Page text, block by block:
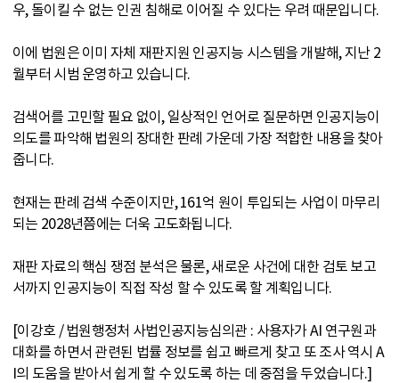
우, 돌이킬 수 없는 인권 침해로 이어질 수 있다는 우려 때문입니다.
이에 법원은 이미 자체 재판지원 인공지능 시스템을 개발해, 지난 2
월부터 시범 운영하고 있습니다.
검색어를 고민할 필요 없이, 일상적인 언어로 질문하면 인공지능이
의도를 파악해 법원의 장대한 판례 가운데 가장 적합한 내용을 찾아
줍니다.
현재는 판례 검색 수준이지만, 161억 원이 투입되는 사업이 마무리
되는 2028년쯤에는 더욱 고도화됩니다.
재판 자료의 핵심 쟁점 분석은 물론, 새로운 사건에 대한 검토 보고
서까지 인공지능이 직접 작성 할 수 있도록 할 계획입니다.
[이강호 / 법원행정처 사법인공지능심의관 : 사용자가 AI 연구원과
대화를 하면서 관련된 법률 정보를 쉽고 빠르게 찾고 또 조사 역시 A
I의 도움을 받아서 쉽게 할 수 있도록 하는 데 중점을 두었습니다.]